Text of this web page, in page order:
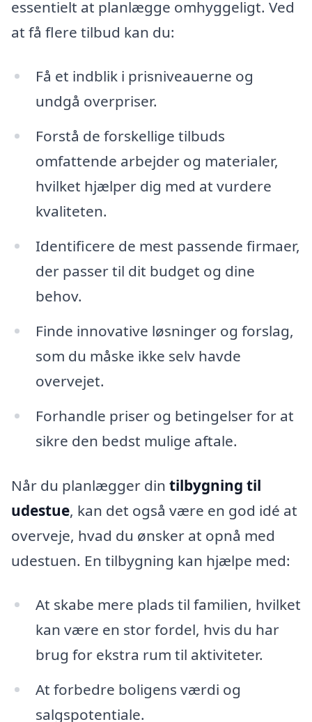
essentielt at planlægge omhyggeligt. Ved
at få flere tilbud kan du:
Få et indblik i prisniveauerne og
undgå overpriser.
Forstå de forskellige tilbuds
omfattende arbejder og materialer,
hvilket hjælper dig med at vurdere
kvaliteten.
Identificere de mest passende firmaer,
der passer til dit budget og dine
behov.
Finde innovative løsninger og forslag,
som du måske ikke selv havde
overvejet.
Forhandle priser og betingelser for at
sikre den bedst mulige aftale.
Når du planlægger din tilbygning til
udestue, kan det også være en god idé at
overveje, hvad du ønsker at opnå med
udestuen. En tilbygning kan hjælpe med:
At skabe mere plads til familien, hvilket
kan være en stor fordel, hvis du har
brug for ekstra rum til aktiviteter.
At forbedre boligens værdi og
salgspotentiale.